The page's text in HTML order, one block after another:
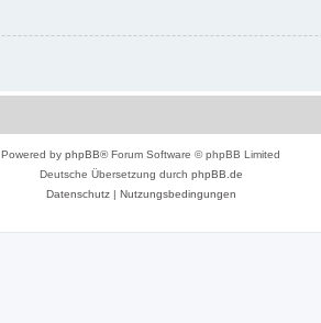
Powered by phpBB® Forum Software © phpBB Limited
Deutsche Übersetzung durch phpBB.de
Datenschutz| Nutzungsbedingungen